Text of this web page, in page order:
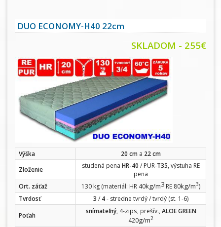
DUO ECONOMY-H40 22cm
SKLADOM - 255€
Výška 20 cm a 22 cm
Zloženie
studená pena HR-40 / PUR-T35, výstuha RE
pena
Ort. záťaž
130 kg (materiál: HR 40kg/m3 RE 80kg/m3)
Tvrdosť
3 / 4- stredne tvrdý / tvrdý (st. 1-6)
Poťah
snímateľný, 4-zips, prešív., ALOE GREEN
420g/m2